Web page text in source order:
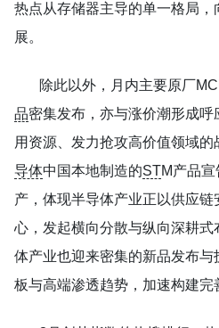
热点从存储器主导的单一格局
展。
除此以外，月内主要原厂
品密集发布，亦与涨价潮形成
用资源、发力抢攻高价值领域
导体中国本地制造的STM产品宣
产，体现半导体产业正以供应
心，发起横向分散与纵向深耕
体产业也迎来密集的新品发布
板与高端渗透趋势，加速构建完